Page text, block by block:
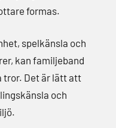
formas.
spelkänsla och
kan familjeband
tror. Det är lätt att
och